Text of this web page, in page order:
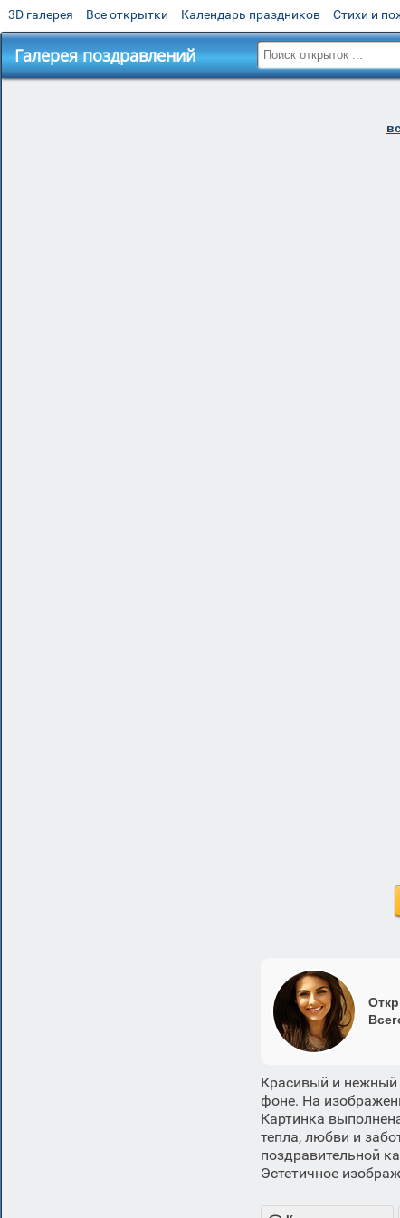
3D галерея Все открытки Календарь праздников Стихи и
Галерея поздравлений
Красивый и нежный
фоне. На
Картинка
тепла, любви и
поздравительной
Эстетичное